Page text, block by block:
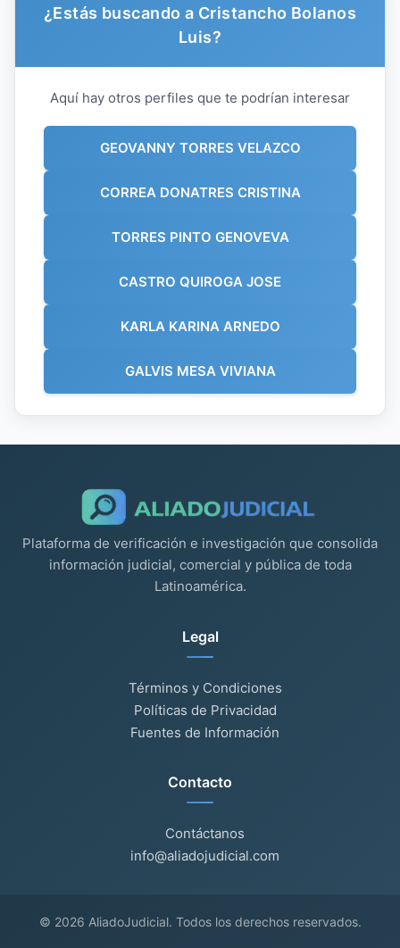
¿Estás buscando a Cristancho Bolanos
Luis?
Aquí hay otros perfiles que te podrían interesar
GEOVANNY TORRES VELAZCO
CORREA DONATRES CRISTINA
TORRES PINTO GENOVEVA
CASTRO QUIROGA JOSE
KARLA KARINA ARNEDO
GALVIS MESA VIVIANA
Plataforma de verificación e investigación que consolida
información judicial, comercial y pública de toda
Latinoamérica.
Legal
Términos y Condiciones
Políticas de Privacidad
Fuentes de Información
Contacto
Contáctanos
info@aliadojudicial.com
© 2026 AliadoJudicial. Todos los derechos reservados.